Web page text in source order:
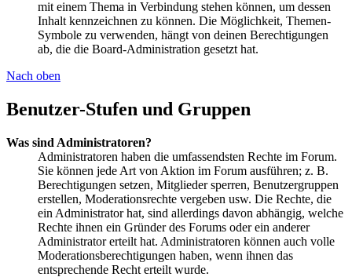
mit einem Thema in Verbindung stehen können, um dessen
Inhalt kennzeichnen zu können. Die Möglichkeit, Themen-
Symbole zu verwenden, hängt von deinen Berechtigungen
ab, die die Board-Administration gesetzt hat.
Nach oben
Benutzer-Stufen und Gruppen
Was sind Administratoren?
Administratoren haben die umfassendsten Rechte im Forum.
Sie können jede Art von Aktion im Forum ausführen; z. B.
Berechtigungen setzen, Mitglieder sperren, Benutzergruppen
erstellen, Moderationsrechte vergeben usw. Die Rechte, die
ein Administrator hat, sind allerdings davon abhängig, welche
Rechte ihnen ein Gründer des Forums oder ein anderer
Administrator erteilt hat. Administratoren können auch volle
Moderationsberechtigungen haben, wenn ihnen das
entsprechende Recht erteilt wurde.